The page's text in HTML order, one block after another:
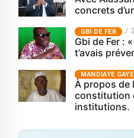
concrets
GBI DE FER
Gbi de Fer :
t’avais
MANDIAYE GAYE
À propos de
constitution
institutions.